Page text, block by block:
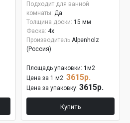
Подходит для ванной
комнаты: Да
Толщина доски: 15 мм
Фаска: 4x
Производитель Alpenholz
(Россия)
Площадь упаковки: 1 м2
Цена за 1 м2: 3615р.
Цена за упаковку: 3615р.
Купить